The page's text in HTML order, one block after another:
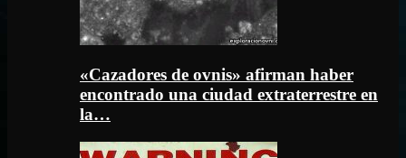
«Cazadores de ovnis» afirman haber
encontrado una ciudad extraterrestre en
la…